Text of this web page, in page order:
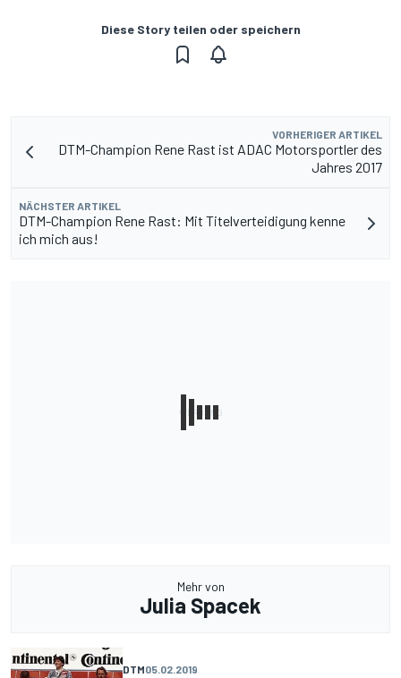
Diese Story teilen oder speichern
VORHERIGER ARTIKEL
DTM-Champion Rene Rast ist ADAC Motorsportler des
Jahres 2017
NÄCHSTER ARTIKEL
DTM-Champion Rene Rast: Mit Titelverteidigung kenne
ich mich aus!
Mehr von
Julia Spacek
DTM05.02.2019